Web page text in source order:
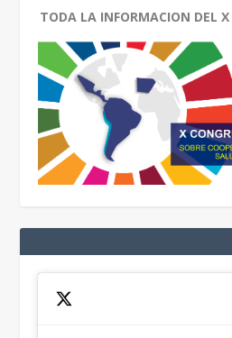
TODA LA INFORMACION DEL X